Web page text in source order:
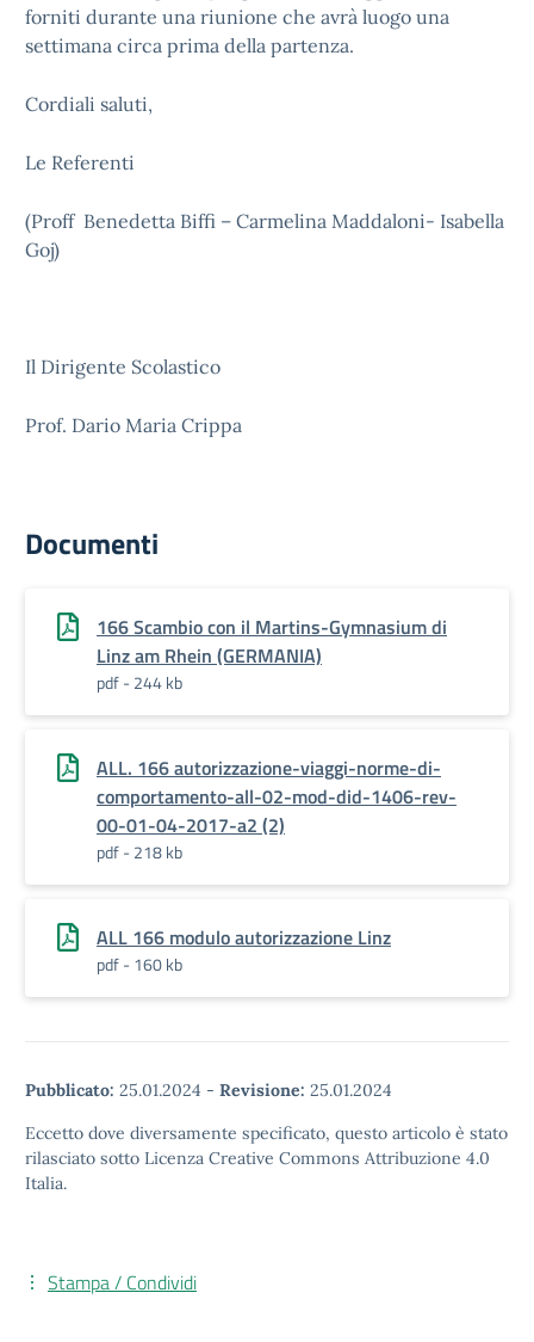
forniti durante una riunione che avrà luogo una
settimana circa prima della partenza.
Cordiali saluti,
Le Referenti
(Proff Benedetta Biffi – Carmelina Maddaloni- Isabella
Goj)
Il Dirigente Scolastico
Prof. Dario Maria Crippa
Documenti
166 Scambio con il Martins-Gymnasium di
Linz am Rhein (GERMANIA)
pdf - 244 kb
ALL. 166 autorizzazione-viaggi-norme-di-
comportamento-all-02-mod-did-1406-rev-
00-01-04-2017-a2 (2)
pdf - 218 kb
ALL 166 modulo autorizzazione Linz
pdf - 160 kb
Pubblicato: 25.01.2024 - Revisione: 25.01.2024
Eccetto dove diversamente specificato, questo articolo è stato
rilasciato sotto Licenza Creative Commons Attribuzione 4.0
Italia.
Stampa / Condividi